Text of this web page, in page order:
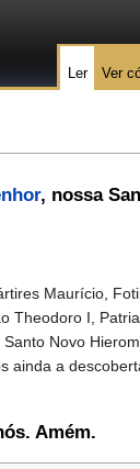
, nossa
Maurício,
Theodoro I,
Novo
a
Amém.
Ler Ver